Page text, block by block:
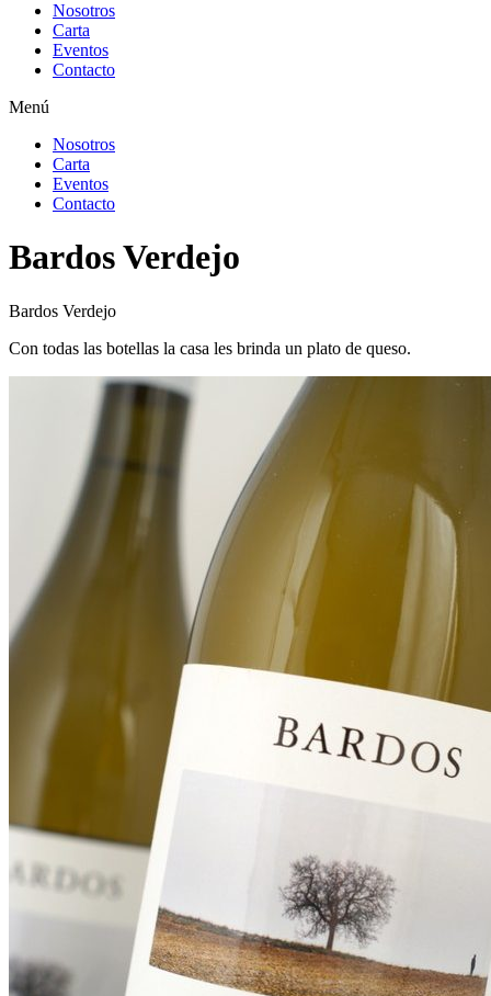
Nosotros
Carta
Eventos
Contacto
Menú
Nosotros
Carta
Eventos
Contacto
Bardos Verdejo
Bardos Verdejo
Con todas las botellas la casa les brinda un plato de queso.